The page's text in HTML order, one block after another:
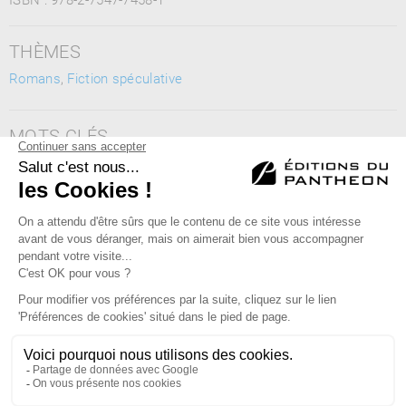
THÈMES
Romans, Fiction spéculative
MOTS CLÉS
fantastique, quête familiale, mystère, voyage dans le temps,
rédemption, surnaturel
Éditions du Panthéon - 12, rue Antoine Bourdelle
75015 Paris
01 43 71 14 72
FAQ LIBRAIRIES MENTIONS LÉGALES